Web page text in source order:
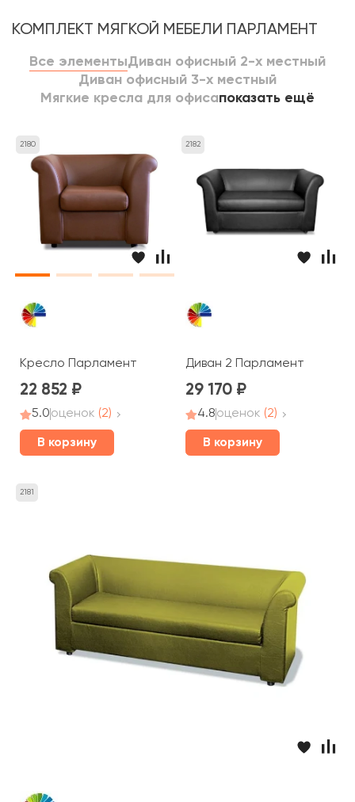
КОМПЛЕКТ МЯГКОЙ МЕБЕЛИ ПАРЛАМЕНТ
Все элементыДиван офисный 2-х местный
Диван офисный 3-х местный
Мягкие кресла для офисапоказать ещё
2180
Кресло Парламент
22 852
5.0оценок (2)
В корзину
2182
Диван 2 Парламент
29 170
4.8оценок (2)
В корзину
2181